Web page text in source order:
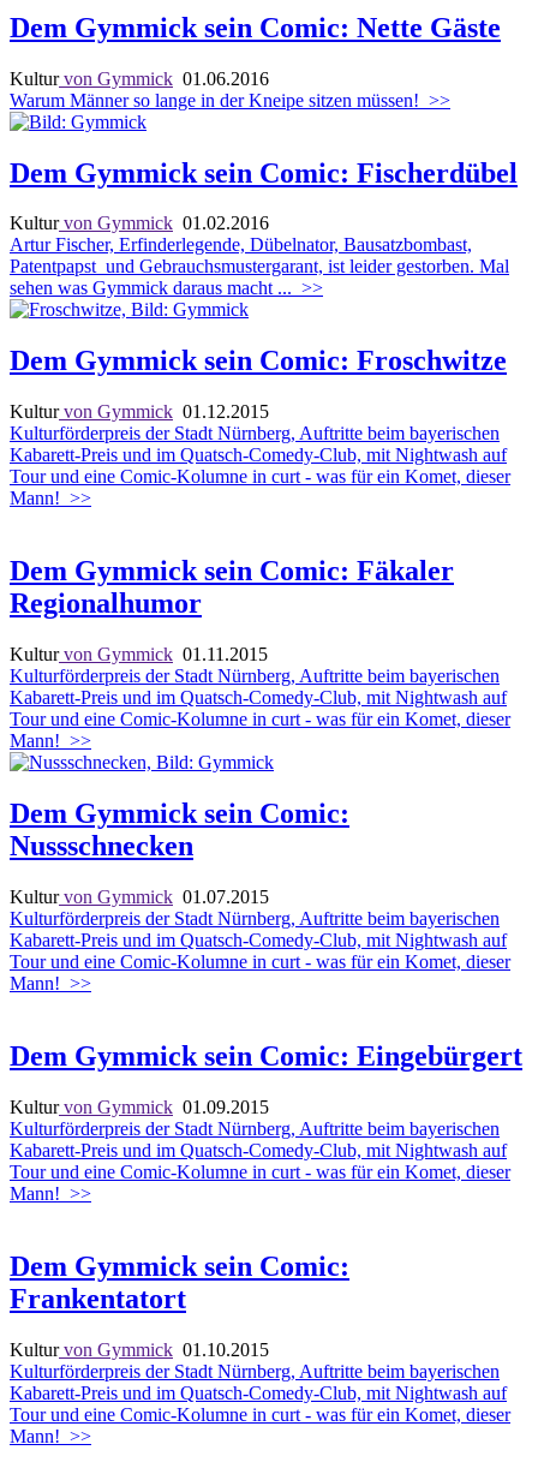
Dem Gymmick sein Comic: Nette Gäste
Kulturvon Gymmick 01.06.2016
Warum Männer so lange in der Kneipe sitzen müssen! >>
Dem Gymmick sein Comic: Fischerdübel
Kulturvon Gymmick 01.02.2016
Artur Fischer, Erfinderlegende, Dübelnator, Bausatzbombast,
Patentpapst und Gebrauchsmustergarant, ist leider gestorben. Mal
sehen was Gymmick daraus macht ... >>
Dem Gymmick sein Comic: Froschwitze
Kulturvon Gymmick 01.12.2015
Kulturförderpreis der Stadt Nürnberg, Auftritte beim bayerischen
Kabarett-Preis und im Quatsch-Comedy-Club, mit Nightwash auf
Tour und eine Comic-Kolumne in curt - was für ein Komet, dieser
Mann! >>
Dem Gymmick sein Comic: Fäkaler
Regionalhumor
Kulturvon Gymmick 01.11.2015
Kulturförderpreis der Stadt Nürnberg, Auftritte beim bayerischen
Kabarett-Preis und im Quatsch-Comedy-Club, mit Nightwash auf
Tour und eine Comic-Kolumne in curt - was für ein Komet, dieser
Mann! >>
Dem Gymmick sein Comic:
Nussschnecken
Kulturvon Gymmick 01.07.2015
Kulturförderpreis der Stadt Nürnberg, Auftritte beim bayerischen
Kabarett-Preis und im Quatsch-Comedy-Club, mit Nightwash auf
Tour und eine Comic-Kolumne in curt - was für ein Komet, dieser
Mann! >>
Dem Gymmick sein Comic: Eingebürgert
Kulturvon Gymmick 01.09.2015
Kulturförderpreis der Stadt Nürnberg, Auftritte beim bayerischen
Kabarett-Preis und im Quatsch-Comedy-Club, mit Nightwash auf
Tour und eine Comic-Kolumne in curt - was für ein Komet, dieser
Mann! >>
Dem Gymmick sein Comic:
Frankentatort
Kulturvon Gymmick 01.10.2015
Kulturförderpreis der Stadt Nürnberg, Auftritte beim bayerischen
Kabarett-Preis und im Quatsch-Comedy-Club, mit Nightwash auf
Tour und eine Comic-Kolumne in curt - was für ein Komet, dieser
Mann! >>